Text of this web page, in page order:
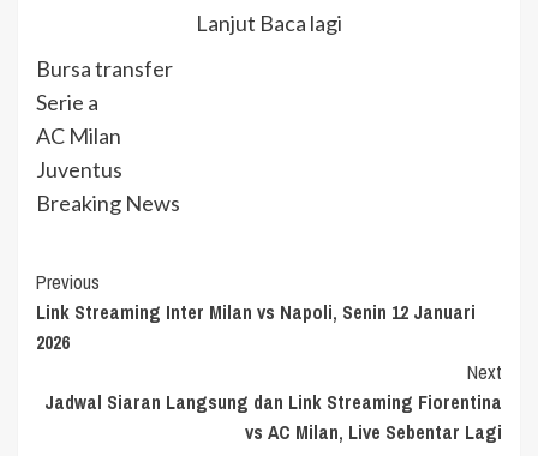
Lanjut Baca lagi
Bursa transfer
Serie a
AC Milan
Juventus
Breaking News
Continue
Reading
Previous
Link Streaming Inter Milan vs Napoli, Senin 12 Januari
2026
Next
Jadwal Siaran Langsung dan Link Streaming Fiorentina
vs AC Milan, Live Sebentar Lagi